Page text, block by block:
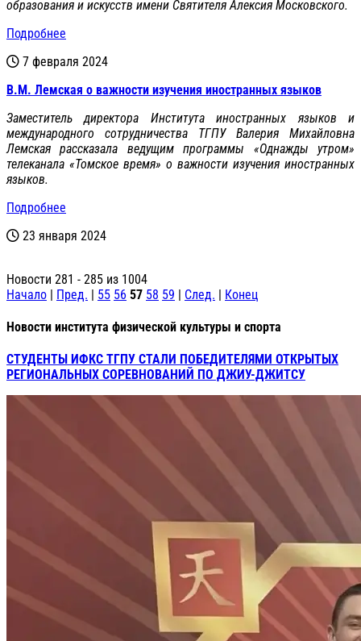
образования и искусств имени Святителя Алексия Московского.
Подробнее
7 февраля 2024
В.М. Лемская о важности изучения иностранных языков
Заместитель директора Института иностранных языков и
международного сотрудничества ТГПУ Валерия Михайловна
Лемская рассказала ведущим программы «Однажды утром»
телеканала «Томское время» о важности изучения иностранных
языков.
Подробнее
23 января 2024
Новости 281 - 285 из 1004
Начало | Пред. | 55 56 57 58 59 | След. | Конец
Новости института физической культуры и спорта
СТУДЕНТЫ ИФКС ТГПУ СТАЛИ ПОБЕДИТЕЛЯМИ ОТКРЫТЫХ
РЕГИОНАЛЬНЫХ СОРЕВНОВАНИЙ ПО ДЖИУ-ДЖИТСУ